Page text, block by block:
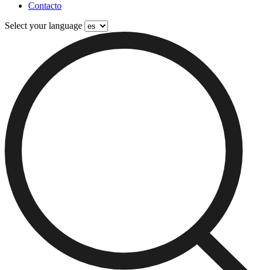
Contacto
Select your language